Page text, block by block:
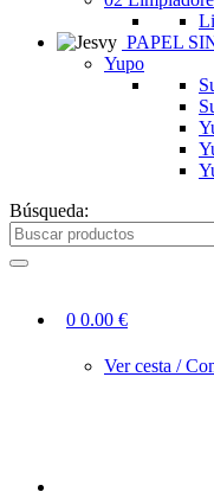
PAPEL
Yupo
Búsqueda:
0 0.00 €
Ver cesta /